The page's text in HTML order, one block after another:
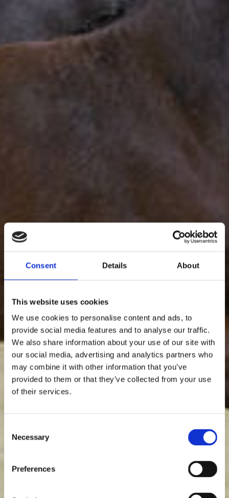
Consent Details About
This website uses cookies
We use cookies to personalise content and ads, to
provide social media features and to analyse our traffic.
We also share information about your use of our site with
our social media, advertising and analytics partners who
may combine it with other information that you’ve
provided to them or that they’ve collected from your use
of their services.
Selection
Necessary
Preferences